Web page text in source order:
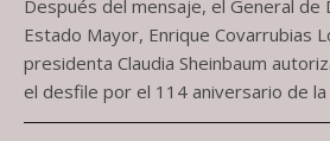
Después del mensaje, el General de
Estado Mayor, Enrique Covarrubias
presidenta Claudia Sheinbaum
el desfile por el 114 aniversario de la